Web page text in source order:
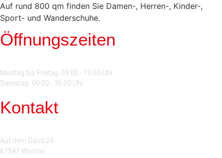
Auf rund 800 qm finden Sie Damen-, Herren-, Kinder-,
Sport- und Wanderschuhe.
Öffnungszeiten
Montag bis Freitag: 09:00 - 19:00 Uhr
Samstag: 09:00 - 16:00 Uhr
Kontakt
Auf dem Sand 24
67547 Worms